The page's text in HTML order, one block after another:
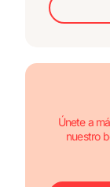
Únete a
nuestro